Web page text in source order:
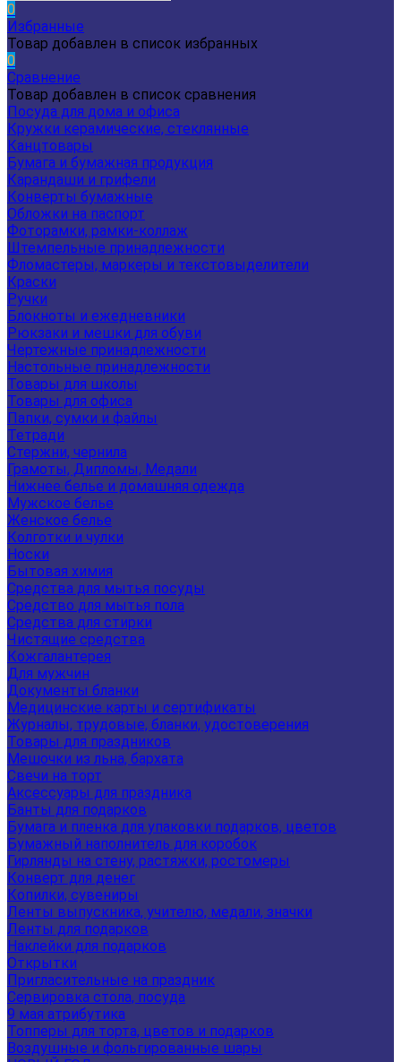
0
Избранные
Товар добавлен в список избранных
0
Сравнение
Товар добавлен в список сравнения
Посуда для дома и офиса
Кружки керамические, стеклянные
Канцтовары
Бумага и бумажная продукция
Карандаши и грифели
Конверты бумажные
Обложки на паспорт
Фоторамки, рамки-коллаж
Штемпельные принадлежности
Фломастеры, маркеры и текстовыделители
Краски
Ручки
Блокноты и ежедневники
Рюкзаки и мешки для обуви
Чертежные принадлежности
Настольные принадлежности
Товары для школы
Товары для офиса
Папки, сумки и файлы
Тетради
Стержни, чернила
Грамоты, Дипломы, Медали
Нижнее белье и домашняя одежда
Мужское белье
Женское белье
Колготки и чулки
Носки
Бытовая химия
Средства для мытья посуды
Средство для мытья пола
Средства для стирки
Чистящие средства
Кожгалантерея
Для мужчин
Документы бланки
Медицинские карты и сертификаты
Журналы, трудовые, бланки, удостоверения
Товары для праздников
Мешочки из льна, бархата
Свечи на торт
Аксессуары для праздника
Банты для подарков
Бумага и пленка для упаковки подарков, цветов
Бумажный наполнитель для коробок
Гирлянды на стену, растяжки, ростомеры
Конверт для денег
Копилки, сувениры
Ленты выпускника, учителю, медали, значки
Ленты для подарков
Наклейки для подарков
Открытки
Пригласительные на праздник
Сервировка стола, посуда
9 мая атрибутика
Топперы для торта, цветов и подарков
Воздушные и фольгированные шары